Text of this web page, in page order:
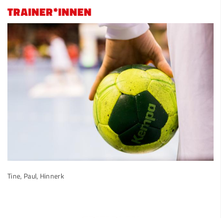
TRAINER*INNEN
Tine, Paul, Hinnerk